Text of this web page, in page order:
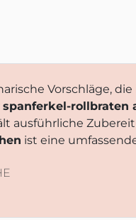
Vorschläge, die
spanferkel-rollbraten
ausführliche
ist eine